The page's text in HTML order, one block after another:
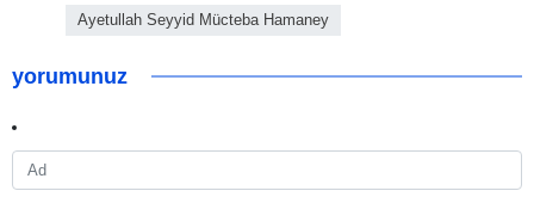
Ayetullah Seyyid Mücteba Hamaney
yorumunuz